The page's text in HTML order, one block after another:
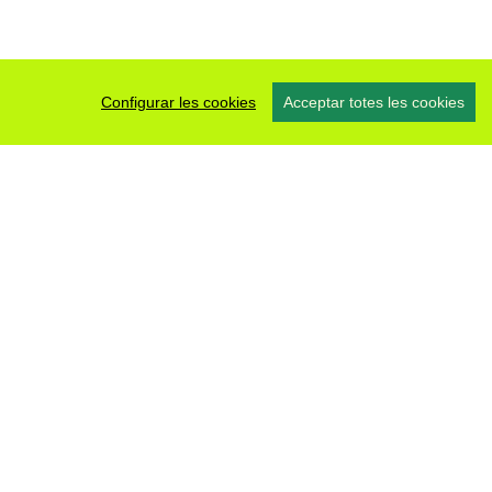
Configurar les cookies Acceptar totes les cookies